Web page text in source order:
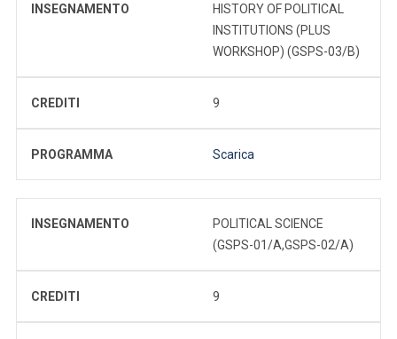
INSEGNAMENTO
HISTORY OF POLITICAL
INSTITUTIONS (PLUS
WORKSHOP) (GSPS-03/B)
CREDITI 9
PROGRAMMA Scarica
INSEGNAMENTO
POLITICAL SCIENCE
(GSPS-01/A,GSPS-02/A)
CREDITI 9